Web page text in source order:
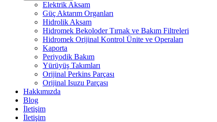
Elektrik Aksam
Güç Aktarım Organları
Hidrolik Aksam
Hidromek Bekoloder Tırnak ve Bakım Filtreleri
Hidromek Orijinal Kontrol Ünite ve Operaları
Kaporta
Periyodik Bakım
Yürüyüş Takımları
Orijinal Perkins Parçası
Orijinal Isuzu Parçası
Hakkımızda
Blog
İletişim
İletişim